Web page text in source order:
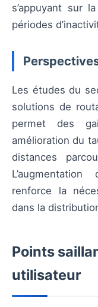
s’appuyant sur
périodes
Les études du
solutions de
permet des
amélioration du
distances
renforce la
dans la
Points
utilisateur